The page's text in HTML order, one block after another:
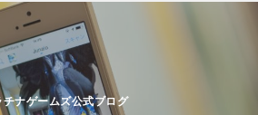
チナゲームズ公式ブログ